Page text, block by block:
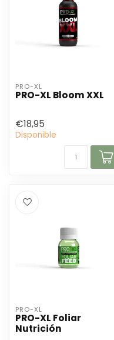
PRO-XL
PRO-XL Bloom XXL
€18,95
Disponible
PRO-XL
PRO-XL Foliar
Nutrición